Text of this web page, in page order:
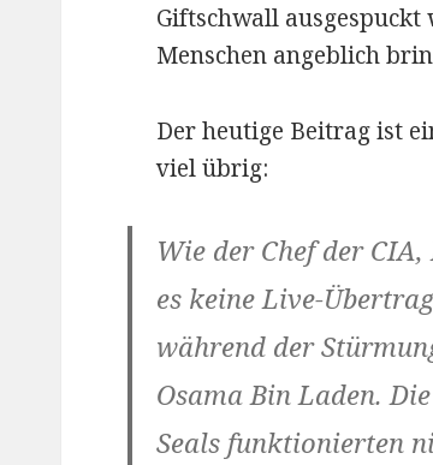
Giftschwall
Menschen angeblich
Der heutige Beitrag ist
viel übrig:
Wie der Chef der
es keine Live-
während der
Osama Bin Laden.
Seals funktionierten